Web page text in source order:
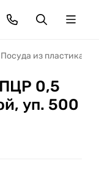
Посуда из пластика
0,5
уп. 500